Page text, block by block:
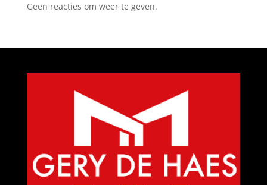
Geen reacties om weer te geven.